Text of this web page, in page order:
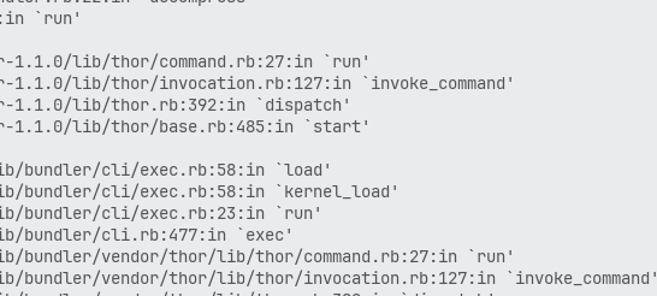
`run'
1.1.0/lib/thor/command.rb:27:in `run'
1.1.0/lib/thor/invocation.rb:127:in `invoke_command'
1.1.0/lib/thor.rb:392:in `dispatch'
1.1.0/lib/thor/base.rb:485:in `start'
bundler/cli/exec.rb:58:in `load'
bundler/cli/exec.rb:58:in `kernel_load'
bundler/cli/exec.rb:23:in `run'
bundler/cli.rb:477:in `exec'
bundler/vendor/thor/lib/thor/command.rb:27:in `run'
vendor/thor/lib/thor/invocation.rb:127:in `invoke_command'